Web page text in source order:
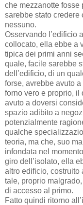
che mezzanotte
sarebbe stato credere
nessuno.
Osservando l’edificio
collocato, ella ebbe a
tipica dei primi anni
quale, facile sarebbe
dell’edificio, di un
forse, avrebbe avuto
forno vero e proprio,
avuto a doversi
spazio adibito a
potenzialmente
qualche
teoria, ma che, suo
infondata nel
giro dell’isolato, ella
altro edificio, costruito
tale, proprio
di accesso al primo.
Fatto quindi ritorno